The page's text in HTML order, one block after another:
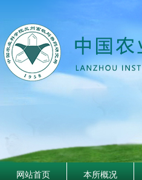
探賾索隐
网站首页 本所概况